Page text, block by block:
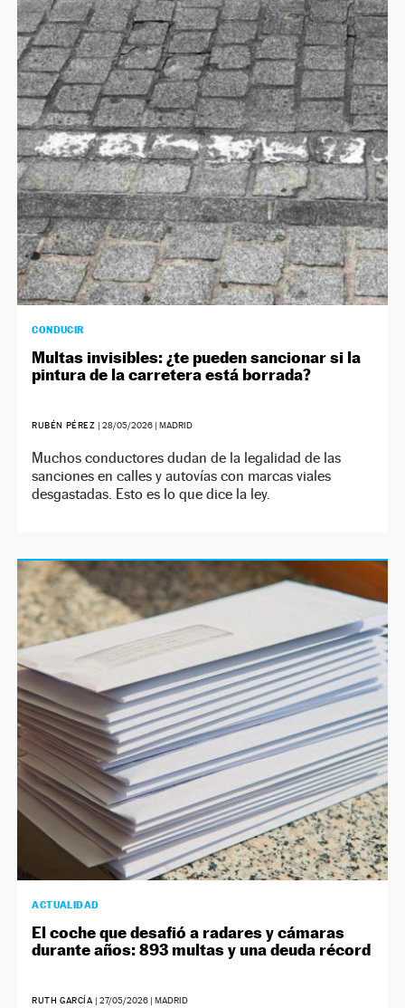
CONDUCIR
Multas invisibles: ¿te pueden sancionar si la
pintura de la carretera está borrada?
RUBÉN PÉREZ |28/05/2026 | MADRID
Muchos conductores dudan de la legalidad de las
sanciones en calles y autovías con marcas viales
desgastadas. Esto es lo que dice la ley.
ACTUALIDAD
El coche que desafió a radares y cámaras
durante años: 893 multas y una deuda récord
RUTH GARCÍA |27/05/2026 | MADRID